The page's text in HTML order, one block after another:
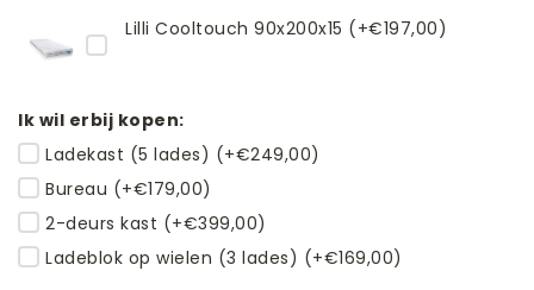
Lilli Cooltouch 90x200x15 (+€197,00)
Ik wil erbij kopen:
Ladekast (5 lades) (+€249,00)
Bureau (+€179,00)
2-deurs kast (+€399,00)
Ladeblok op wielen (3 lades) (+€169,00)